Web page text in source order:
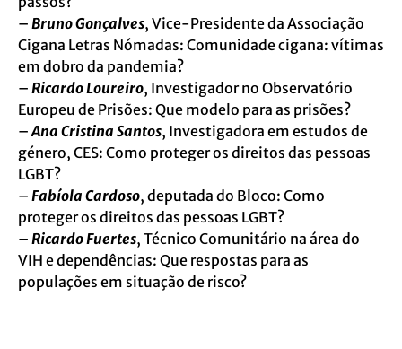
– Bruno Gonçalves, Vice-Presidente da Associação
Cigana Letras Nómadas: Comunidade cigana: vítimas
em dobro da pandemia?
– Ricardo Loureiro, Investigador no Observatório
Europeu de Prisões: Que modelo para as prisões?
–Ana Cristina Santos, Investigadora em estudos de
género, CES: Como proteger os direitos das pessoas
LGBT?
– Fabíola Cardoso, deputada do Bloco: Como
proteger os direitos das pessoas LGBT?
– Ricardo Fuertes, Técnico Comunitário na área do
VIH e dependências: Que respostas para as
populações em situação de risco?